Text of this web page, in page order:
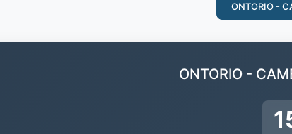
ONTORIO -
ONTORIO -